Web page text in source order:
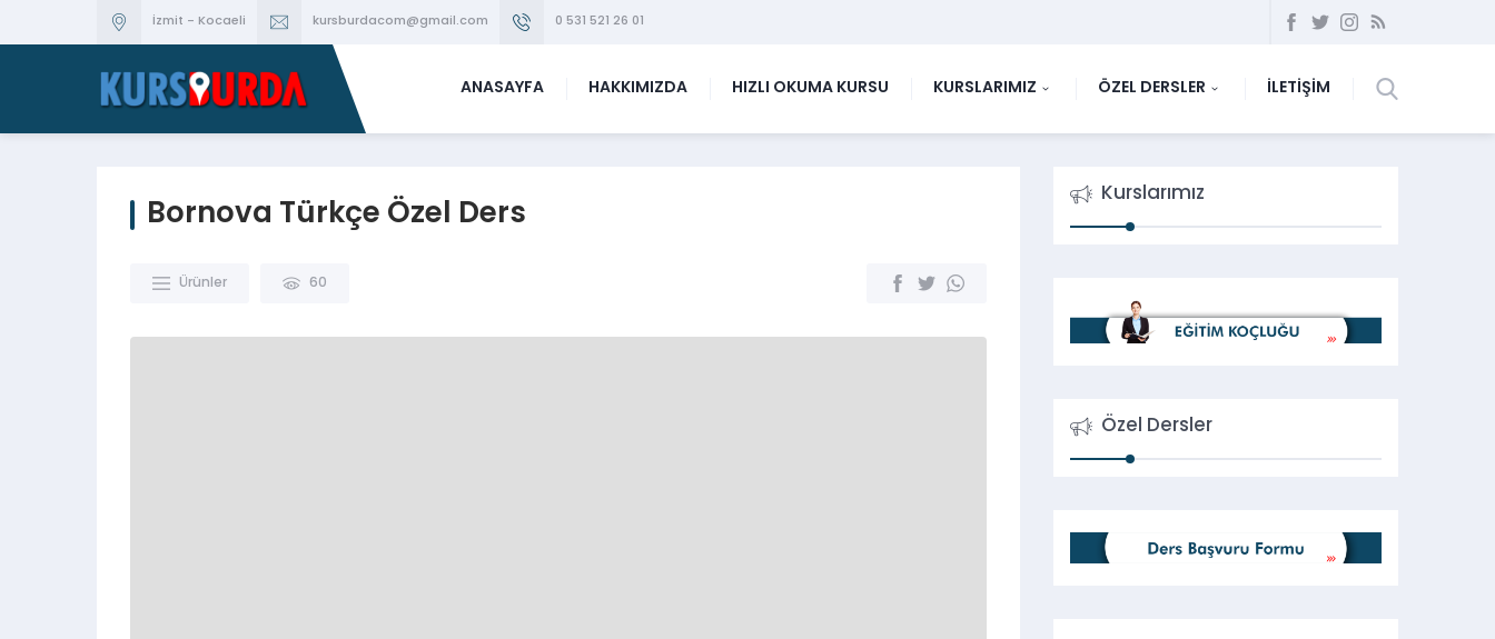
İzmit - Kocaeli kursburdacom@gmail.com 0 531 521 26 01
ANASAYFA HAKKIMIZDA HIZLI OKUMA KURSU KURSLARIMIZ ÖZEL DERSLER İLETİŞİM
Bornova Türkçe Özel Ders
Ürünler 60
Kurslarımız
Özel Dersler